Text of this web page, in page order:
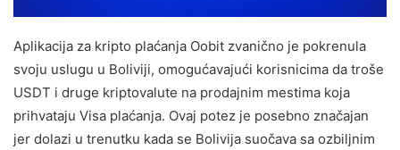
Aplikacija za kripto plaćanja Oobit zvanično je pokrenula
svoju uslugu u Boliviji, omogućavajući korisnicima da troše
USDT i druge kriptovalute na prodajnim mestima koja
prihvataju Visa plaćanja. Ovaj potez je posebno značajan
jer dolazi u trenutku kada se Bolivija suočava sa ozbiljnim